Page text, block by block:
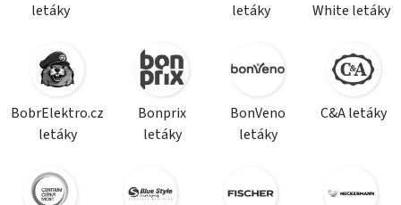
letáky
letáky
White letáky
BobrElektro.cz
letáky
Bonprix
letáky
BonVeno
letáky
C&A letáky